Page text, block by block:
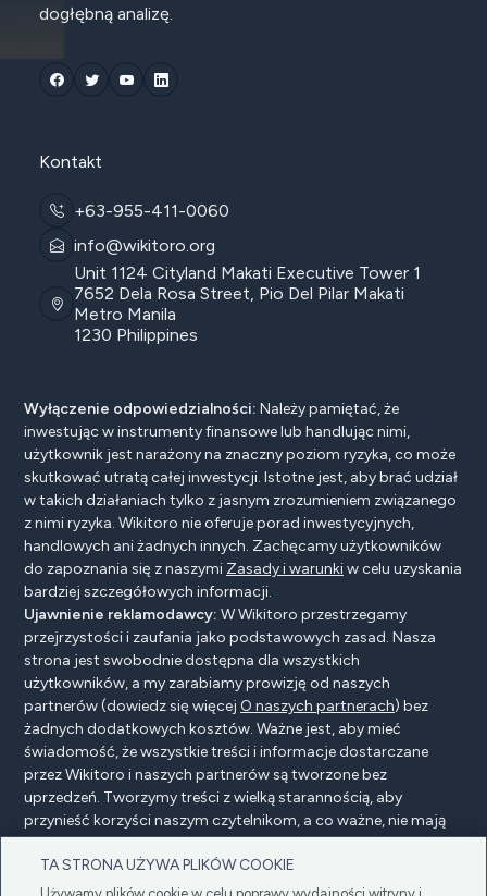
TA STRONA UŻYWA PLIKÓW COOKIE
dogłębną analizę.
Kontakt
+63-955-411-0060
info@wikitoro.org
Unit 1124 Cityland Makati Executive Tower 1
7652 Dela Rosa Street, Pio Del Pilar Makati
Metro Manila
1230 Philippines
Wyłączenie odpowiedzialności: Należy pamiętać, że
inwestując w instrumenty finansowe lub handlując nimi,
użytkownik jest narażony na znaczny poziom ryzyka, co może
skutkować utratą całej inwestycji. Istotne jest, aby brać udział
w takich działaniach tylko z jasnym zrozumieniem związanego
z nimi ryzyka. Wikitoro nie oferuje porad inwestycyjnych,
handlowych ani żadnych innych. Zachęcamy użytkowników
do zapoznania się z naszymi Zasady i warunkiw celu uzyskania
bardziej szczegółowych informacji.
Ujawnienie reklamodawcy: W Wikitoro przestrzegamy
przejrzystości i zaufania jako podstawowych zasad. Nasza
strona jest swobodnie dostępna dla wszystkich
użytkowników, a my zarabiamy prowizję od naszych
partnerów (dowiedz się więcej O naszych partnerach) bez
żadnych dodatkowych kosztów. Ważne jest, aby mieć
świadomość, że wszystkie treści i informacje dostarczane
przez Wikitoro i naszych partnerów są tworzone bez
uprzedzeń. Tworzymy treści z wielką starannością, aby
przynieść korzyści naszym czytelnikom, a co ważne, nie mają
na nie wpływu żadne umowy o wynagrodzenie z naszymi
partnerami.